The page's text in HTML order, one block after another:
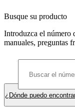
Busque su producto
Introduzca el número
manuales, preguntas
¿Dónde puedo